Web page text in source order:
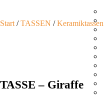
Start /TASSEN /Keramiktassen
TASSE – Giraffe